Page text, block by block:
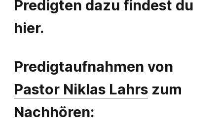
Predigten dazu findest du
hier.
Predigtaufnahmen von
Pastor Niklas Lahrs zum
Nachhören: